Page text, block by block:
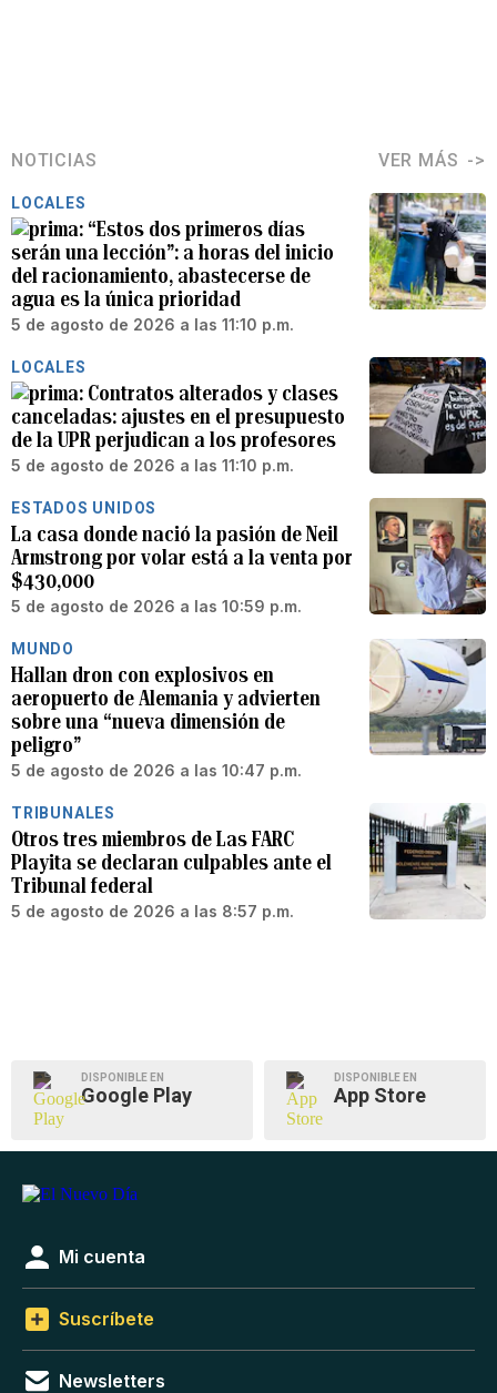
NOTICIAS VER MÁS
LOCALES
“Estos dos primeros días
serán una lección”: a horas del inicio
del racionamiento, abastecerse de
agua es la única prioridad
5 de agosto de 2026 a las 11:10 p.m.
LOCALES
Contratos alterados y clases
canceladas: ajustes en el presupuesto
de la UPR perjudican a los profesores
5 de agosto de 2026 a las 11:10 p.m.
ESTADOS UNIDOS
La casa donde nació la pasión de Neil
Armstrong por volar está a la venta por
$430,000
5 de agosto de 2026 a las 10:59 p.m.
MUNDO
Hallan dron con explosivos en
aeropuerto de Alemania y advierten
sobre una “nueva dimensión de
peligro”
5 de agosto de 2026 a las 10:47 p.m.
TRIBUNALES
Otros tres miembros de Las FARC
Playita se declaran culpables ante el
Tribunal federal
5 de agosto de 2026 a las 8:57 p.m.
DISPONIBLE EN
Google Play
DISPONIBLE EN
App Store
Mi cuenta
Suscríbete
Newsletters